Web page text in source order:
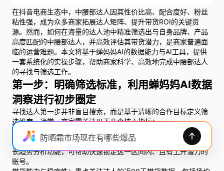
在抖音电商生态中，中腰部达人因其性价比高、配合度好、粉丝
粘性强，成为众多商家拓展达人矩阵、提升带货ROI的关键资
源。然而，如何在海量的达人池中精准筛选出与自身品牌、产品
高度匹配的中腰部达人，并高效评估其带货潜力，是商家普遍面
临的运营难题。本文将基于蝉妈妈AI的数据能力与AI工具，提供
一套系统化的实操步骤，帮助商家科学、高效地完成中腰部达人
的寻找与筛选工作。
第一步：明确筛选标准，利用蝉妈妈AI数据
洞察进行初步圈定
寻找达人第一步并非盲目搜索，而是基于清晰的合作目标定义筛
选维度。通常，商家需关注以下几个核心指标：
粉丝量级与成长性：中腰部达人通常指粉丝量在10万至100万区
间，且近期粉丝增长态势健康的账号。蝉妈妈AI的达人榜单及增
长趋势分析功能，可帮助快速锁定这一区间内、且有上升潜力的
账号。
防晒霜市场现在有哪些爆品